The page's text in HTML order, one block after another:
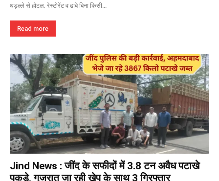
धड़ल्ले से होटल, रेस्टोरेंट व ढाबे बिना किसी...
Read more
Jind News : जींद के सफीदों में 3.8 टन अवैध पटाखे
पकड़े, गुजरात जा रही खेप के साथ 3 गिरफ्तार